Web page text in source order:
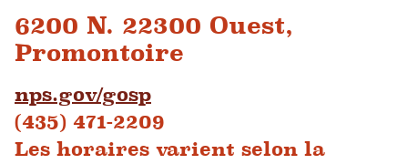
6200 N. 22300 Ouest,
Promontoire
nps.gov/gosp
(435) 471-2209
Les horaires varient selon la